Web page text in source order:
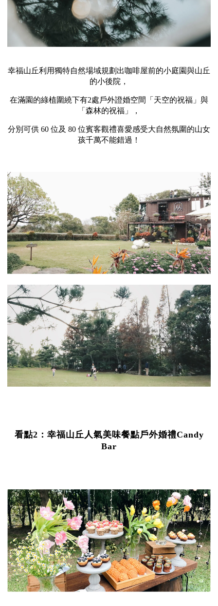
幸福山丘利用獨特自然場域規劃出咖啡屋前的小庭園與山丘
的小後院，
在滿園的綠植圍繞下有2處戶外證婚空間
「天空的祝福」與
「森林的祝福」，
分別可供 60 位及 80 位賓客觀禮喜愛感受大自然氛圍的山女
孩千萬不能錯過！
看點2：幸福山丘人氣美味餐點戶外婚禮Candy
Bar